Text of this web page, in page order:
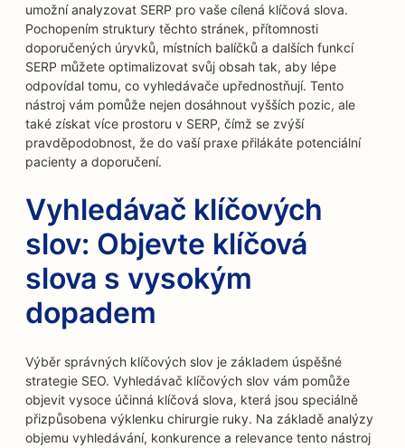
umožní analyzovat SERP pro vaše cílená klíčová slova.
Pochopením struktury těchto stránek, přítomnosti
doporučených úryvků, místních balíčků a dalších funkcí
SERP můžete optimalizovat svůj obsah tak, aby lépe
odpovídal tomu, co vyhledávače upřednostňují. Tento
nástroj vám pomůže nejen dosáhnout vyšších pozic, ale
také získat více prostoru v SERP, čímž se zvýší
pravděpodobnost, že do vaší praxe přilákáte potenciální
pacienty a doporučení.
Vyhledávač klíčových
slov: Objevte klíčová
slova s vysokým
dopadem
Výběr správných klíčových slov je základem úspěšné
strategie SEO. Vyhledávač klíčových slov vám pomůže
objevit vysoce účinná klíčová slova, která jsou speciálně
přizpůsobena výklenku chirurgie ruky. Na základě analýzy
objemu vyhledávání, konkurence a relevance tento nástroj